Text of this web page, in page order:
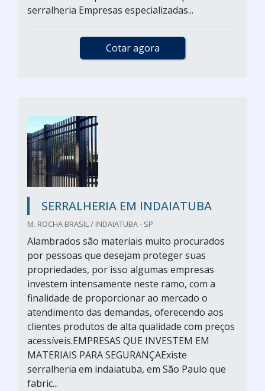
serralheria Empresas especializadas...
Cotar agora
SERRALHERIA EM INDAIATUBA
M. ROCHA BRASIL / INDAIATUBA - SP
Alambrados são materiais muito procurados
por pessoas que desejam proteger suas
propriedades, por isso algumas empresas
investem intensamente neste ramo, com a
finalidade de proporcionar ao mercado o
atendimento das demandas, oferecendo aos
clientes produtos de alta qualidade com preços
acessíveis.EMPRESAS QUE INVESTEM EM
MATERIAIS PARA SEGURANÇAExiste
serralheria em indaiatuba, em São Paulo que
fabric...